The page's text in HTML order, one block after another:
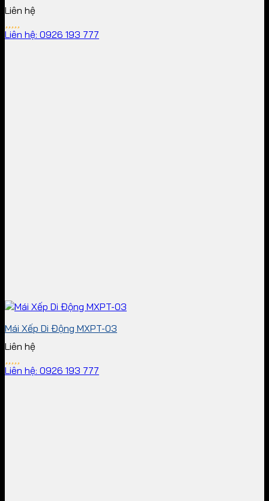
Liên hệ
Liên hệ: 0926 193 777
Mái Xếp Di Động MXPT-03
Liên hệ
Liên hệ: 0926 193 777